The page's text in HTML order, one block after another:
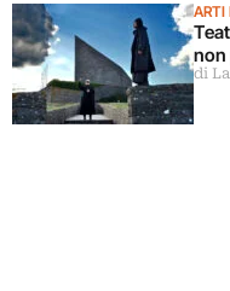
ARTI
non
di